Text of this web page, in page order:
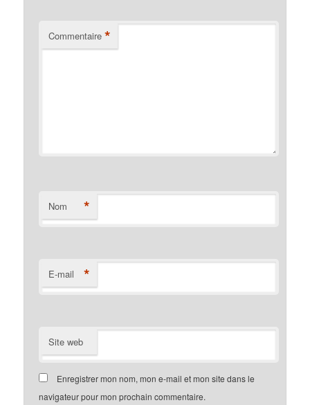
Commentaire *
Nom *
E-mail *
Site web
Enregistrer mon nom, mon e-mail et mon site dans le
navigateur pour mon prochain commentaire.